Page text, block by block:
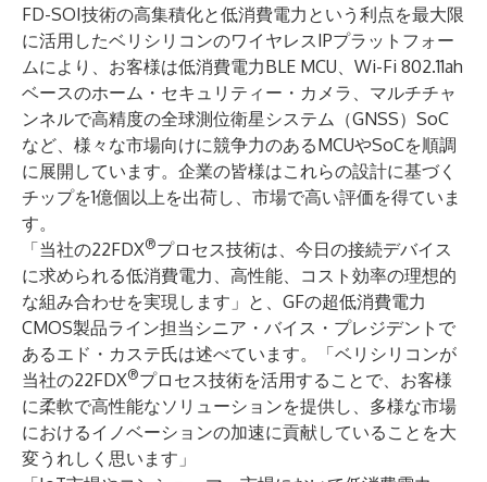
FD-SOI技術の高集積化と低消費電力という利点を最大限
に活用したベリシリコンのワイヤレスIPプラットフォー
ムにより、お客様は低消費電力BLE MCU、Wi-Fi 802.11ah
ベースのホーム・セキュリティー・カメラ、マルチチャ
ンネルで高精度の全球測位衛星システム（GNSS）SoC
など、様々な市場向けに競争力のあるMCUやSoCを順調
に展開しています。企業の皆様はこれらの設計に基づく
チップを1億個以上を出荷し、市場で高い評価を得ていま
す。
「当社の22FDX®プロセス技術は、今日の接続デバイス
に求められる低消費電力、高性能、コスト効率の理想的
な組み合わせを実現します」と、GFの超低消費電力
CMOS製品ライン担当シニア・バイス・プレジデントで
あるエド・カステ氏は述べています。「ベリシリコンが
当社の22FDX®プロセス技術を活用することで、お客様
に柔軟で高性能なソリューションを提供し、多様な市場
におけるイノベーションの加速に貢献していることを大
変うれしく思います」